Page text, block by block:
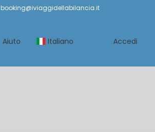
booking@iviaggidellabilancia.it
Aiuto Italiano Accedi